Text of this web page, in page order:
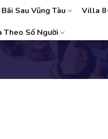
Sau Vũng Tàu Villa
Số Người